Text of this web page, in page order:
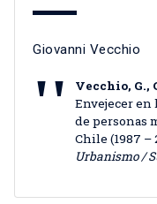
Giovanni Vecchio
Vecchio, G.,
Envejecer en
de personas
Chile (1987 –
Urbanismo /